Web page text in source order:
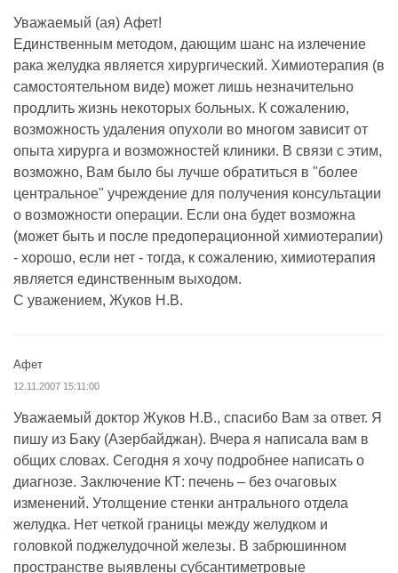
Уважаемый (ая) Афет!
Единственным методом, дающим шанс на излечение
рака желудка является хирургический. Химиотерапия (в
самостоятельном виде) может лишь незначительно
продлить жизнь некоторых больных. К сожалению,
возможность удаления опухоли во многом зависит от
опыта хирурга и возможностей клиники. В связи с этим,
возможно, Вам было бы лучше обратиться в "более
центральное" учреждение для получения консультации
о возможности операции. Если она будет возможна
(может быть и после предоперационной химиотерапии)
- хорошо, если нет - тогда, к сожалению, химиотерапия
является единственным выходом.
С уважением, Жуков Н.В.
Афет
12.11.2007 15:11:00
Уважаемый доктор Жуков Н.В., спасибо Вам за ответ. Я
пишу из Баку (Азербайджан). Вчера я написала вам в
общих словах. Сегодня я хочу подробнее написать о
диагнозе. Заключение КТ: печень – без очаговых
изменений. Утолщение стенки антрального отдела
желудка. Нет четкой границы между желудком и
головкой поджелудочной железы. В забрюшинном
пространстве выявлены субсантиметровые